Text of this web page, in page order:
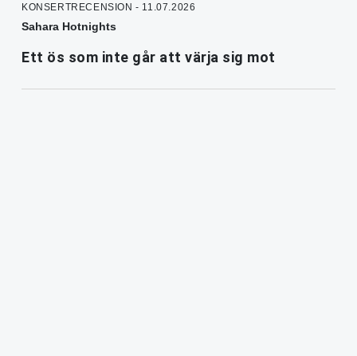
KONSERTRECENSION - 11.07.2026
Sahara Hotnights
Ett ös som inte går att värja sig mot